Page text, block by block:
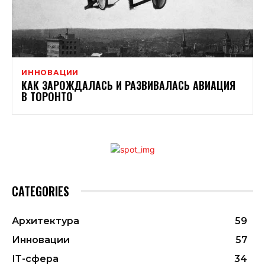
ИННОВАЦИИ
КАК ЗАРОЖДАЛАСЬ И РАЗВИВАЛАСЬ АВИАЦИЯ
В ТОРОНТО
CATEGORIES
Архитектура
59
Инновации
57
ІТ-сфера
34